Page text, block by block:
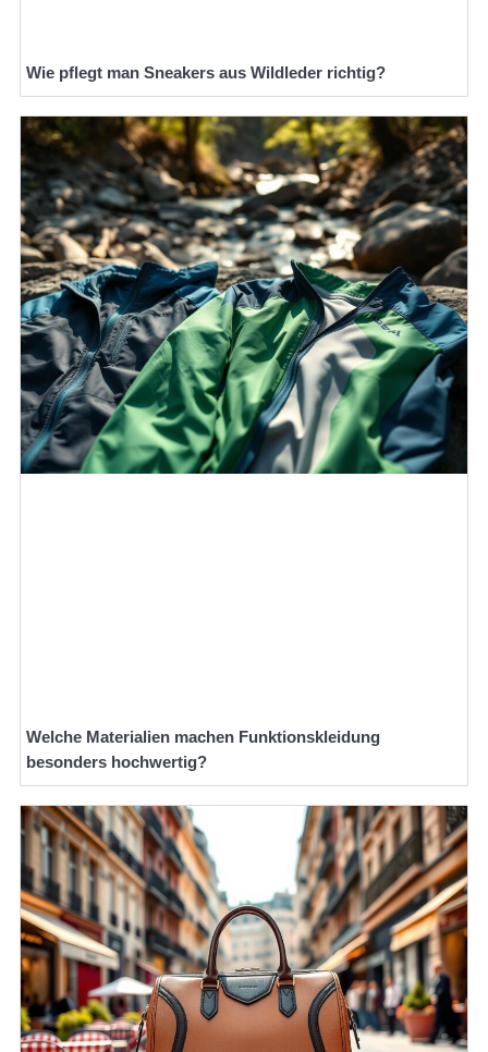
Wie pflegt man Sneakers aus Wildleder richtig?
Welche Materialien machen Funktionskleidung
besonders hochwertig?